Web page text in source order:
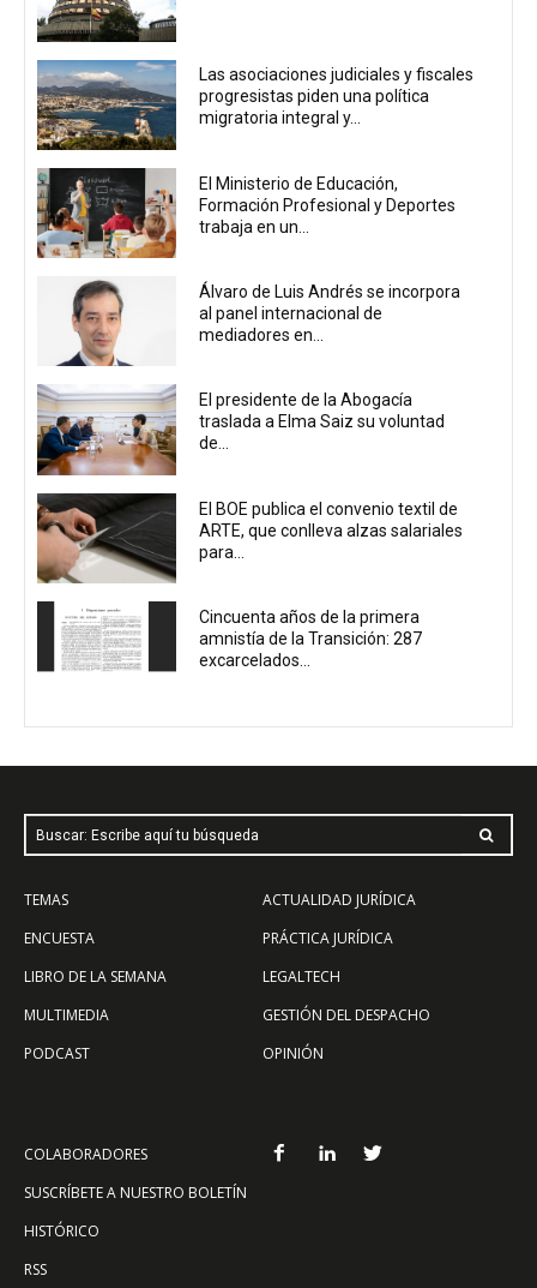
Las asociaciones judiciales y fiscales
progresistas piden una política
migratoria integral y...
El Ministerio de Educación,
Formación Profesional y Deportes
trabaja en un...
Álvaro de Luis Andrés se incorpora
al panel internacional de
mediadores en...
El presidente de la Abogacía
traslada a Elma Saiz su voluntad
de...
El BOE publica el convenio textil de
ARTE, que conlleva alzas salariales
para...
Cincuenta años de la primera
amnistía de la Transición: 287
excarcelados...
Buscar: Escribe aquí tu búsqueda
TEMAS
ENCUESTA
LIBRO DE LA SEMANA
MULTIMEDIA
PODCAST
ACTUALIDAD JURÍDICA
PRÁCTICA JURÍDICA
LEGALTECH
GESTIÓN DEL DESPACHO
OPINIÓN
COLABORADORES
SUSCRÍBETE A NUESTRO BOLETÍN
HISTÓRICO
RSS